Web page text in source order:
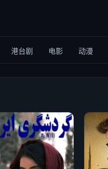
港台剧 电影 动漫